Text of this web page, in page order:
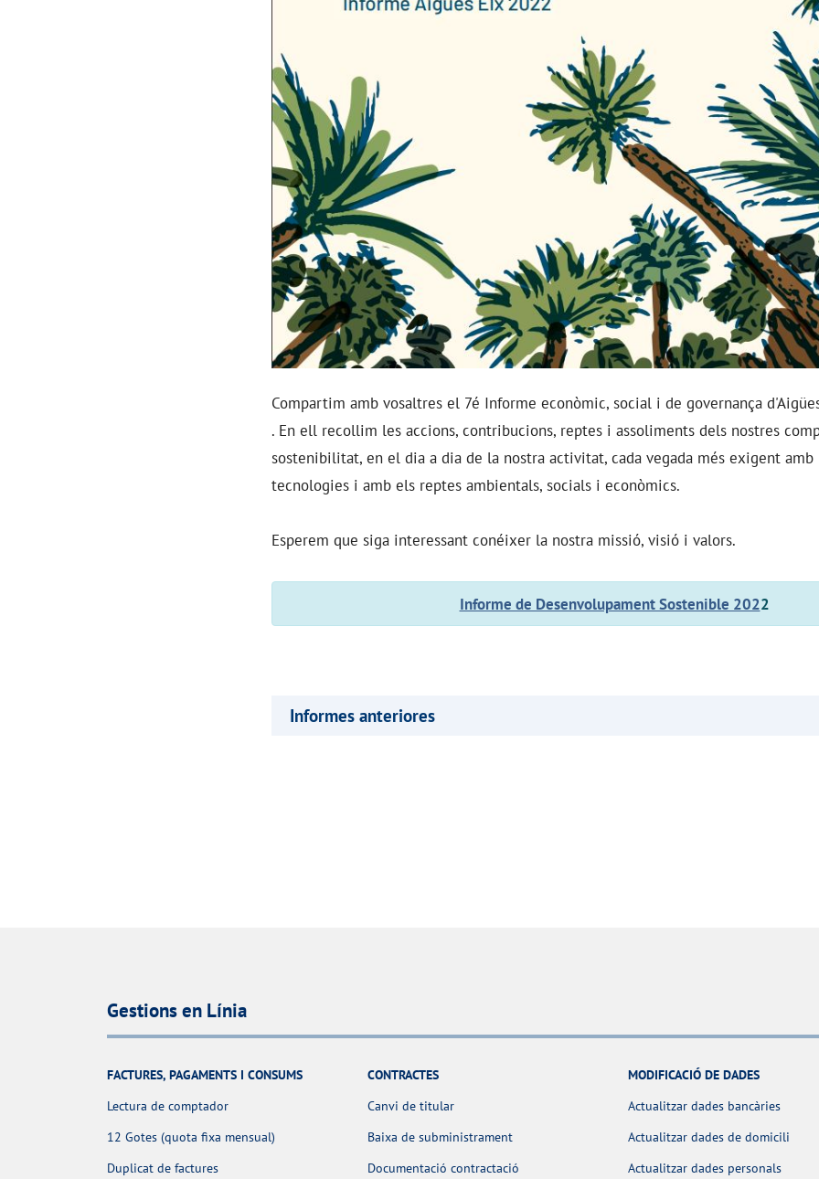
Compartim amb vosaltres el 7é Informe econòmic, social i de governança
. En ell recollim les accions, contribucions, reptes i assoliments dels nostres
sostenibilitat, en el dia a dia de la nostra activitat, cada vegada més exigent amb
tecnologies i amb els reptes ambientals, socials i econòmics.
Esperem que siga interessant conéixer la nostra missió, visió i valors.
Informe de Desenvolupament Sostenible 2022
Informes anteriores
Gestions en Línia
FACTURES, PAGAMENTS I CONSUMS
Lectura de comptador
12 Gotes (quota fixa mensual)
Duplicat de factures
CONTRACTES
Canvi de titular
Baixa de subministrament
Documentació contractació
MODIFICACIÓ DE DADES
Actualitzar dades bancàries
Actualitzar dades de domicili
Actualitzar dades personals